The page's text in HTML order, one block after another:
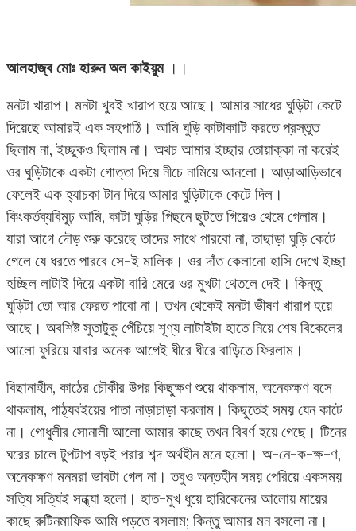
আলহাজ্ব মোঃ হারুন অল কাইয়ুম।।
মনটা খারাপ। মনটা খুবই খারাপ হয়ে আছে। আমার সাধের ঘুড়িটা কেটে
দিয়েছে আমারই এক সহপাঠি। আমি ঘুড়ি কাটাকাটি করতে প্রস্তুত
ছিলাম না, ইচ্ছুকও ছিলাম না। অথচ আমার ইচ্ছার তোয়াক্কা না করেই
ওর ঘুড়িটাকে একটা গোত্তা দিয়ে নীচে নামিয়ে আনলো। আড়াআড়িভাবে
ফেলেই এক হ্যাচকা টান দিয়ে আমার ঘুড়িটাকে কেটে দিল।
কিংকর্তব্যবিমূঢ় আমি, কাটা ঘুড়ির পিছনে ছুটতে গিয়েও থেমে গেলাম।
যারা আগে দৌড় শুরু করেছে তাদের সাথে পারবো না, তাছাড়া ঘুড়ি কেটে
গেলে যে ধরতে পারবে সে-ই মালিক। ওর দাঁত কেলানো হাসি দেখে ইচ্ছা
হচ্ছিল লাটাই দিয়ে একটা বারি মেরে ওর মুখটা থেতলে দেই। কিন্তু
ঘুড়িটা তো আর ফেরত পাবো না। তখন থেকেই মনটা ভীষণ খারাপ হয়ে
আছে। অবশিষ্ট সুতাটুকু পেঁচিয়ে শূণ্য লাটাইটা হাতে নিয়ে শেষ বিকেলের
আলো ফুরিয়ে যাবার অনেক আগেই ধীরে ধীরে বাড়িতে ফিরলাম।
বিছানাহীন, কাঠের চৌকীর উপর কিছুক্ষণ শুয়ে থাকলাম, অনেকক্ষণ বসে
থাকলাম, পাঠ্যবইয়ের পাতা নাড়াচাড়া করলাম। কিছুতেই সময় যেন কাটে
না। গোধুলীর সোনালী আলো আমার কাছে তখন বিবর্ণ হয়ে গেছে। টিনের
ঘরের চালে টুপটাপ বড়ই পরার শব্দ অর্থহীন মনে হলো। অ-নে-ক-ক্ষ-ণ,
অনেকক্ষণ মনমরা ভাবটা গেল না। তবুও অন্তহীন সময় পেরিয়ে একসময়
সত্যি সত্যিই সন্ধ্যা হলো। হাত-মুখ ধুয়ে হারিকেনের আলোয় মায়ের
কাছে রুটিনমাফিক আমি পড়তে বসলাম; কিন্তু আমার মন বসলো না।